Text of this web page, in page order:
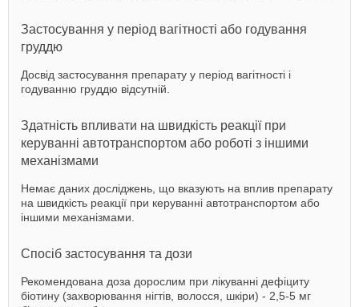
Застосування у період вагітності або годування
груддю
Досвід застосування препарату у період вагітності і
годуванню груддю відсутній.
Здатність впливати на швидкість реакції при
керуванні автотранспортом або роботі з іншими
механізмами
Немає даних досліджень, що вказують на вплив препарату
на швидкість реакції при керуванні автотранспортом або
іншими механізмами.
Спосіб застосування та дози
Рекомендована доза дорослим при лікуванні дефіциту
біотину (захворювання нігтів, волосся, шкіри) - 2,5-5 мг